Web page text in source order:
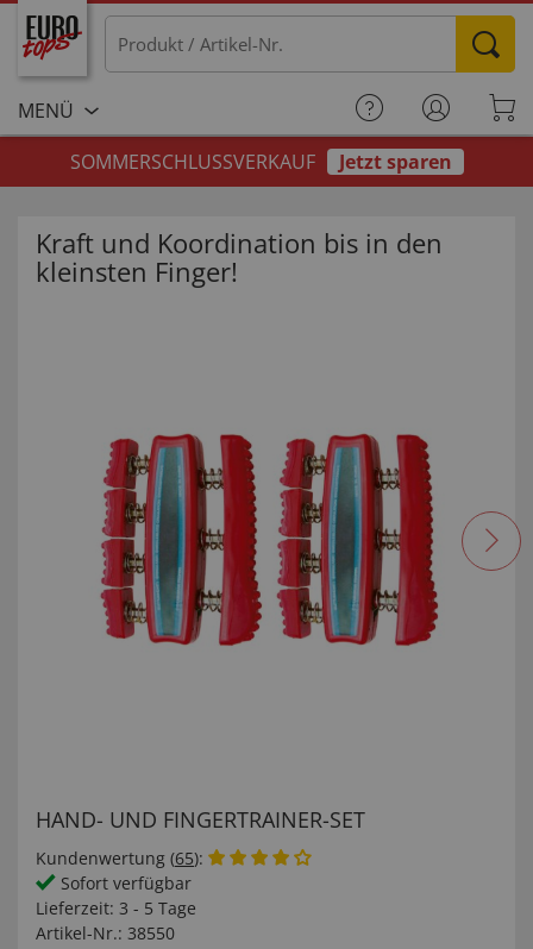
MENÜ
SOMMERSCHLUSSVERKAUF
Jetzt sparen
Kraft und Koordination bis in den
kleinsten Finger!
HAND- UND FINGERTRAINER-SET
Kundenwertung (65):
Sofort verfügbar
Lieferzeit: 3 - 5 Tage
Artikel-Nr.: 38550